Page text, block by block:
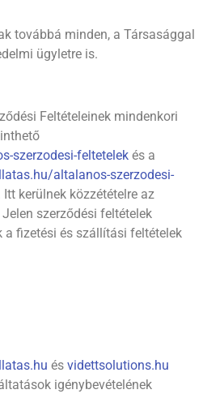
továbbá minden, a Társasággal
ügyletre is.
Feltételeinek mindenkori
szerzodesi-feltetelek és a
altalanos-szerzodesi-
kerülnek közzétételre az
szerződési feltételek
a fizetési és szállítási feltételek
és videttsolutions.hu
igénybevételének